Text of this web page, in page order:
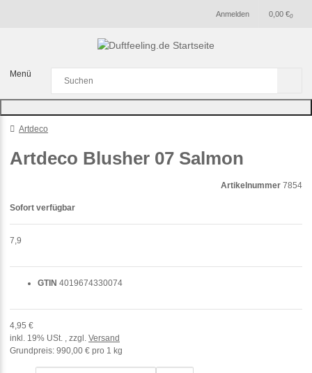
Anmelden 0
0,00 €
Menü
Artdeco
Artdeco Blusher 07 Salmon
Artikelnummer 7854
GTIN 4019674330074
7,9
4,95 €
inkl. 19% USt. , zzgl. Versand
Grundpreis: 990,00 € pro 1 kg
Sofort verfügbar